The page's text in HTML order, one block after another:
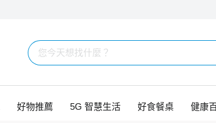
好物推薦 5G 智慧生活 好食餐桌 健康